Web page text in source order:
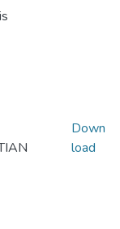
Down
load